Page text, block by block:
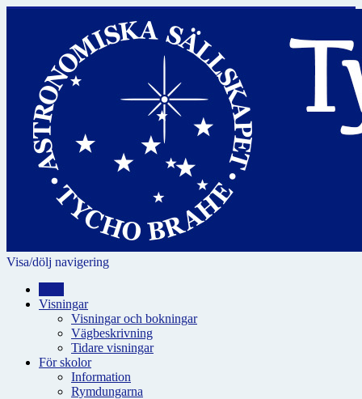
Visa/dölj navigering
Visningar
Visningar och bokningar
Vägbeskrivning
Tidare visningar
För skolor
Information
Rymdungarna